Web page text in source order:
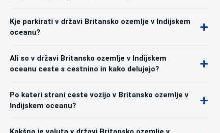
Kje parkirati v državi Britansko ozemlje v Indijskem
oceanu?
Ali so v državi Britansko ozemlje v Indijskem
oceanu ceste s cestnino in kako delujejo?
Po kateri strani ceste vozijo v Britansko ozemlje v
Indijskem oceanu?